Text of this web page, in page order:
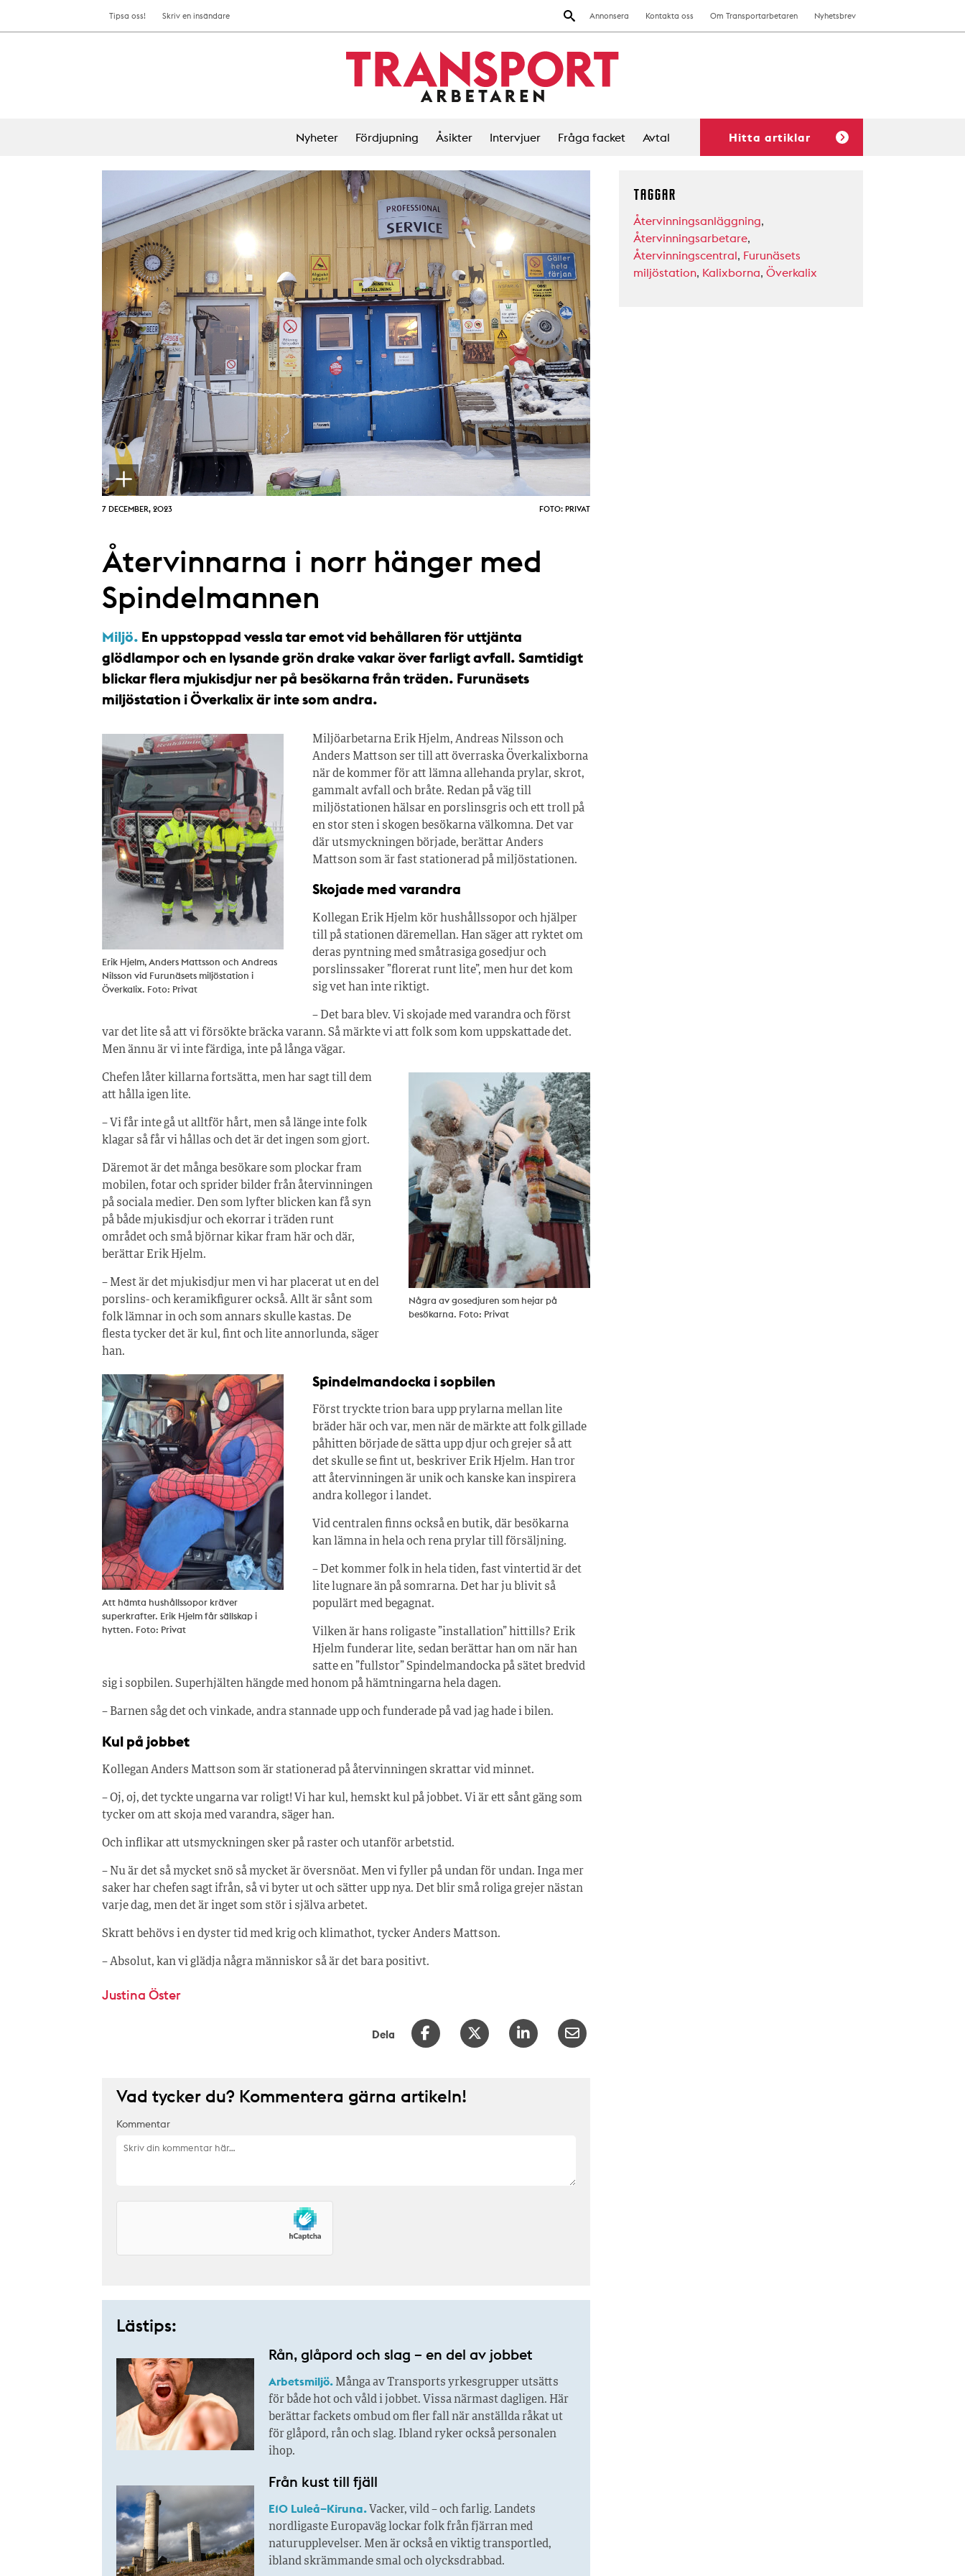
Annonsera Kontakta oss Om Transportarbetaren Nyhetsbrev
Tipsa oss! Skriv en insändare
Nyheter Fördjupning Åsikter Intervjuer Fråga facket Avtal Hitta artiklar
7 DECEMBER, 2023 FOTO: PRIVAT
Återvinnarna i norr hänger med
Spindelmannen
Miljö. En uppstoppad vessla tar emot vid behållaren för uttjänta
glödlampor och en lysande grön drake vakar över farligt avfall. Samtidigt
blickar flera mjukisdjur ner på besökarna från träden. Furunäsets
miljöstation i Överkalix är inte som andra.
Erik Hjelm, Anders Mattsson och Andreas
Nilsson vid Furunäsets miljöstation i
Överkalix. Foto: Privat
Miljöarbetarna Erik Hjelm, Andreas Nilsson och
Anders Mattson ser till att överraska Överkalixborna
när de kommer för att lämna allehanda prylar, skrot,
gammalt avfall och bråte. Redan på väg till
miljöstationen hälsar en porslinsgris och ett troll på
en stor sten i skogen besökarna välkomna. Det var
där utsmyckningen började, berättar Anders
Mattson som är fast stationerad på miljöstationen.
Skojade med varandra
Kollegan Erik Hjelm kör hushållssopor och hjälper
till på stationen däremellan. Han säger att ryktet om
deras pyntning med småtrasiga gosedjur och
porslinssaker ”florerat runt lite”, men hur det kom
sig vet han inte riktigt.
– Det bara blev. Vi skojade med varandra och först
var det lite så att vi försökte bräcka varann. Så märkte vi att folk som kom uppskattade det.
Men ännu är vi inte färdiga, inte på långa vägar.
Några av gosedjuren som hejar på
besökarna. Foto: Privat
Chefen låter killarna fortsätta, men har sagt till dem
att hålla igen lite.
– Vi får inte gå ut alltför hårt, men så länge inte folk
klagar så får vi hållas och det är det ingen som gjort.
Däremot är det många besökare som plockar fram
mobilen, fotar och sprider bilder från återvinningen
på sociala medier. Den som lyfter blicken kan få syn
på både mjukisdjur och ekorrar i träden runt
området och små björnar kikar fram här och där,
berättar Erik Hjelm.
– Mest är det mjukisdjur men vi har placerat ut en del
porslins- och keramikfigurer också. Allt är sånt som
folk lämnar in och som annars skulle kastas. De
flesta tycker det är kul, fint och lite annorlunda, säger
han.
Att hämta hushållssopor kräver
superkrafter. Erik Hjelm får sällskap i
hytten. Foto: Privat
Spindelmandocka i sopbilen
Först tryckte trion bara upp prylarna mellan lite
bräder här och var, men när de märkte att folk gillade
påhitten började de sätta upp djur och grejer så att
det skulle se fint ut, beskriver Erik Hjelm. Han tror
att återvinningen är unik och kanske kan inspirera
andra kollegor i landet.
Vid centralen finns också en butik, där besökarna
kan lämna in hela och rena prylar till försäljning.
– Det kommer folk in hela tiden, fast vintertid är det
lite lugnare än på somrarna. Det har ju blivit så
populärt med begagnat.
Vilken är hans roligaste ”installation” hittills? Erik
Hjelm funderar lite, sedan berättar han om när han
satte en ”fullstor” Spindelmandocka på sätet bredvid
sig i sopbilen. Superhjälten hängde med honom på hämtningarna hela dagen.
– Barnen såg det och vinkade, andra stannade upp och funderade på vad jag hade i bilen.
Kul på jobbet
Kollegan Anders Mattson som är stationerad på återvinningen skrattar vid minnet.
– Oj, oj, det tyckte ungarna var roligt! Vi har kul, hemskt kul på jobbet. Vi är ett sånt gäng som
tycker om att skoja med varandra, säger han.
Och inflikar att utsmyckningen sker på raster och utanför arbetstid.
– Nu är det så mycket snö så mycket är översnöat. Men vi fyller på undan för undan. Inga mer
saker har chefen sagt ifrån, så vi byter ut och sätter upp nya. Det blir små roliga grejer nästan
varje dag, men det är inget som stör i själva arbetet.
Skratt behövs i en dyster tid med krig och klimathot, tycker Anders Mattson.
– Absolut, kan vi glädja några människor så är det bara positivt.
Justina Öster
Dela
Vad tycker du? Kommentera gärna artikeln!
Kommentar
Lästips:
Rån, glåpord och slag – en del av jobbet
Arbetsmiljö.Många av Transports yrkesgrupper utsätts
för både hot och våld i jobbet. Vissa närmast dagligen. Här
berättar fackets ombud om fler fall när anställda råkat ut
för glåpord, rån och slag. Ibland ryker också personalen
ihop.
Från kust till fjäll
E10 Luleå–Kiruna.Vacker, vild – och farlig. Landets
nordligaste Europaväg lockar folk från fjärran med
naturupplevelser. Men är också en viktig transportled,
ibland skrämmande smal och olycksdrabbad.
TAGGAR
Återvinningsanläggning,
Återvinningsarbetare,
Återvinningscentral, Furunäsets
miljöstation, Kalixborna, Överkalix